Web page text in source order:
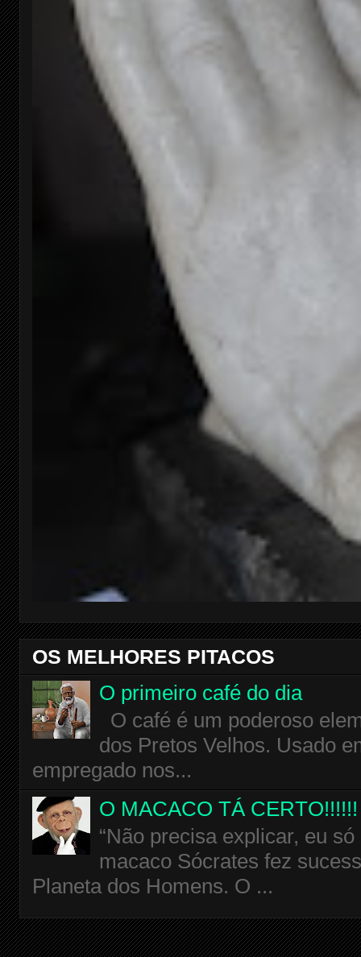
OS MELHORES PITACOS
O primeiro café do dia
O café é um poderoso
dos Pretos Velhos. Usado
empregado nos...
O MACACO TÁ CERTO!!!!!!
“Não precisa explicar, eu
macaco Sócrates fez
Planeta dos Homens. O ...